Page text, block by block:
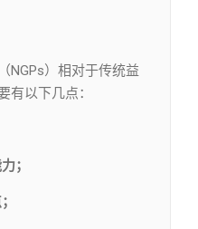
NGPs）相对于传统益
有以下几点：
；